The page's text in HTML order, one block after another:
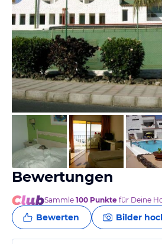
von Udo, Dezember 2005
Bewertungen
Sammle 100 Punkte für Deine
Bewerten Bilder